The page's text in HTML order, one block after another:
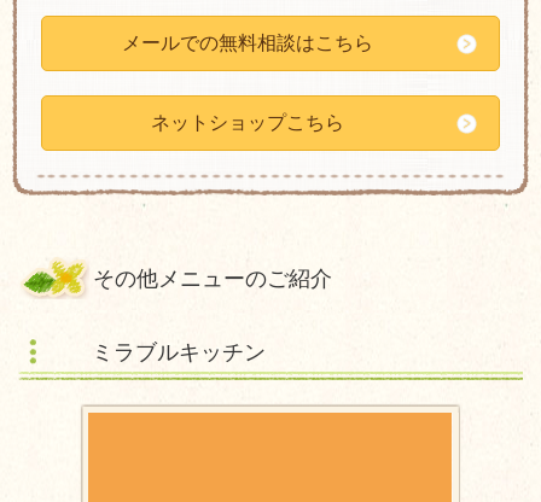
メールでの無料相談はこちら
ネットショップこちら
その他メニューのご紹介
ミラブルキッチン